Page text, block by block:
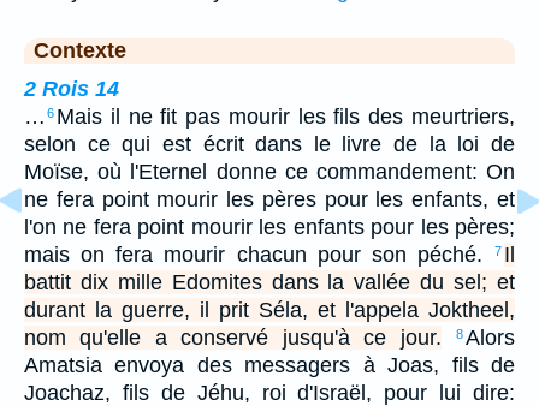
Contexte
2 Rois 14
… 6 Mais il ne fit pas mourir les fils des meurtriers,
selon ce qui est écrit dans le livre de la loi de
Moïse, où l'Eternel donne ce commandement: On
ne fera point mourir les pères pour les enfants, et
l'on ne fera point mourir les enfants pour les pères;
mais on fera mourir chacun pour son péché.
7 Il
battit dix mille Edomites dans la vallée du sel; et
durant la guerre, il prit Séla, et l'appela Joktheel,
nom qu'elle a conservé jusqu'à ce jour.
8Alors
Amatsia envoya des messagers à Joas, fils de
Joachaz, fils de Jéhu, roi d'Israël, pour lui dire: